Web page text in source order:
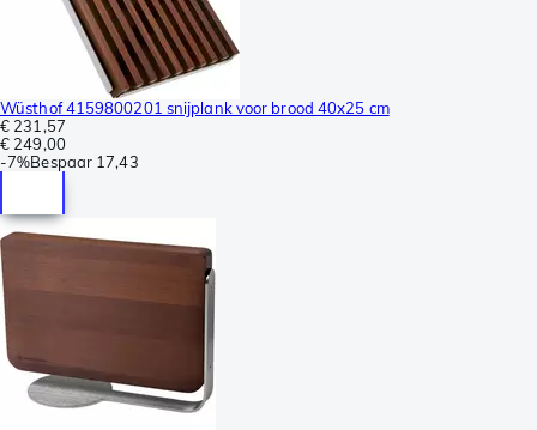
Wüsthof 4159800201 snijplank voor brood 40x25 cm
€ 231,57
€ 249,00
-7%Bespaar 17,43